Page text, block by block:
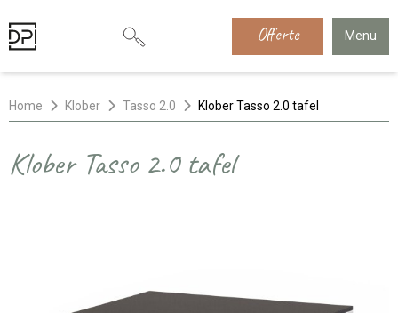
Offerte Menu
Home Klober Tasso 2.0 Klober Tasso 2.0 tafel
Klober Tasso 2.0 tafel